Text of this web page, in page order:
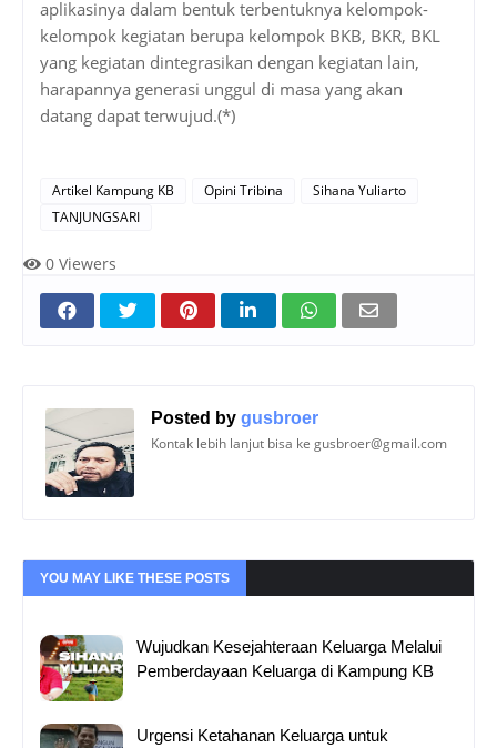
aplikasinya dalam bentuk terbentuknya kelompok-
kelompok kegiatan berupa kelompok BKB, BKR, BKL
yang kegiatan dintegrasikan dengan kegiatan lain,
harapannya generasi unggul di masa yang akan
datang dapat terwujud.(*)
Artikel Kampung KB Opini Tribina
Sihana Yuliarto
TANJUNGSARI
0 Viewers
Posted by gusbroer
Kontak lebih lanjut bisa ke gusbroer@gmail.com
YOU MAY LIKE THESE POSTS
Wujudkan Kesejahteraan Keluarga Melalui
Pemberdayaan Keluarga di Kampung KB
Urgensi Ketahanan Keluarga untuk